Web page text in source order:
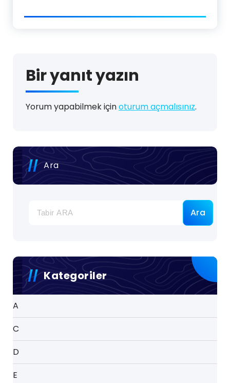
Bir yanıt yazın
Yorum yapabilmek içinoturum açmalısınız.
Ara
Ara
Kategoriler
A
C
D
E